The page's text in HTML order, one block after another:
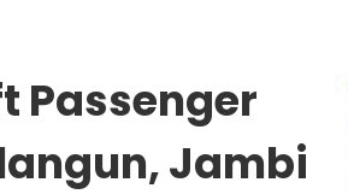
Passenger
Jambi